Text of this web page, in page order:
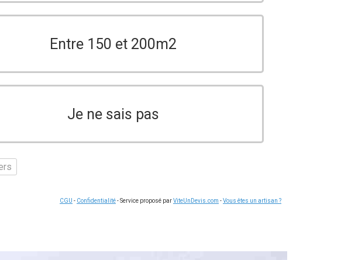
Entre 150 et 200m2
Je ne sais pas
CGU - Confidentialité- Service proposé parViteUnDevis.com -Vous êtes un artisan ?